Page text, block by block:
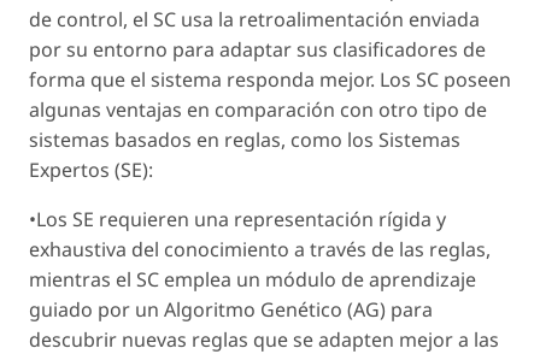
de control, el SC usa la retroalimentación enviada
por su entorno para adaptar sus clasificadores de
forma que el sistema responda mejor. Los SC poseen
algunas ventajas en comparación con otro tipo de
sistemas basados en reglas, como los Sistemas
Expertos (SE):
•Los SE requieren una representación rígida y
exhaustiva del conocimiento a través de las reglas,
mientras el SC emplea un módulo de aprendizaje
guiado por un Algoritmo Genético (AG) para
descubrir nuevas reglas que se adapten mejor a las